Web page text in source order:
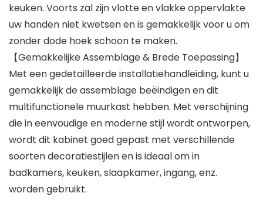
keuken. Voorts zal zijn vlotte en vlakke oppervlakte
uw handen niet kwetsen en is gemakkelijk voor u om
zonder dode hoek schoon te maken.
【Gemakkelijke Assemblage & Brede Toepassing】
Met een gedetailleerde installatiehandleiding, kunt u
gemakkelijk de assemblage beëindigen en dit
multifunctionele muurkast hebben. Met verschijning
die in eenvoudige en moderne stijl wordt ontworpen,
wordt dit kabinet goed gepast met verschillende
soorten decoratiestijlen en is ideaal om in
badkamers, keuken, slaapkamer, ingang, enz.
worden gebruikt.